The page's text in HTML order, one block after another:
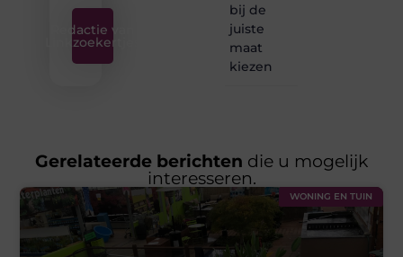
Redactie van
Linkzoekertjes
bij de
juiste
maat
kiezen
Gerelateerde berichten die u mogelijk
interesseren.
WONING EN TUIN